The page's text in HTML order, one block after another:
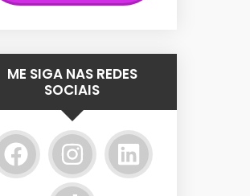
ME SIGA NAS REDES
SOCIAIS